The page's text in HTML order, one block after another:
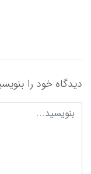
دیدگاه خود را